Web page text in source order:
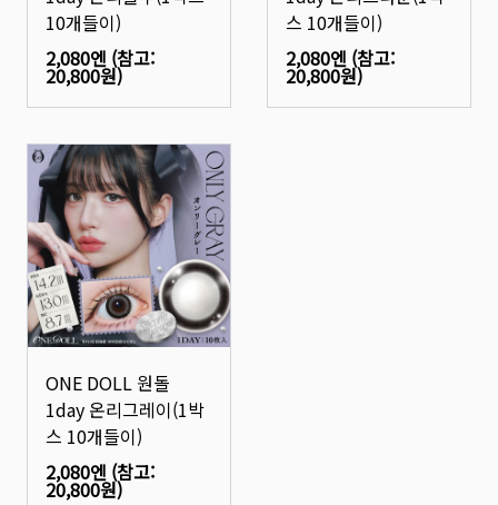
10개들이)
2,080엔 (참고:
20,800원)
스 10개들이)
2,080엔 (참고:
20,800원)
ONE DOLL 원돌
1day 온리그레이(1박
스 10개들이)
2,080엔 (참고:
20,800원)